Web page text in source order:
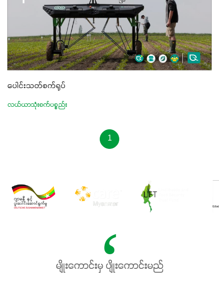
ပေါင်းသတ်စက်ရုပ်
လယ်ယာသုံးစက်ပစ္စည်း
1
မျိုးကောင်းမှ ပျိုးကောင်းမည်